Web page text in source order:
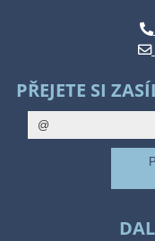
PŘEJETE SI